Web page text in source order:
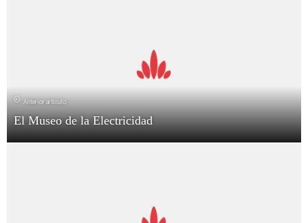
Anterior artículo
El Museo de la Electricidad